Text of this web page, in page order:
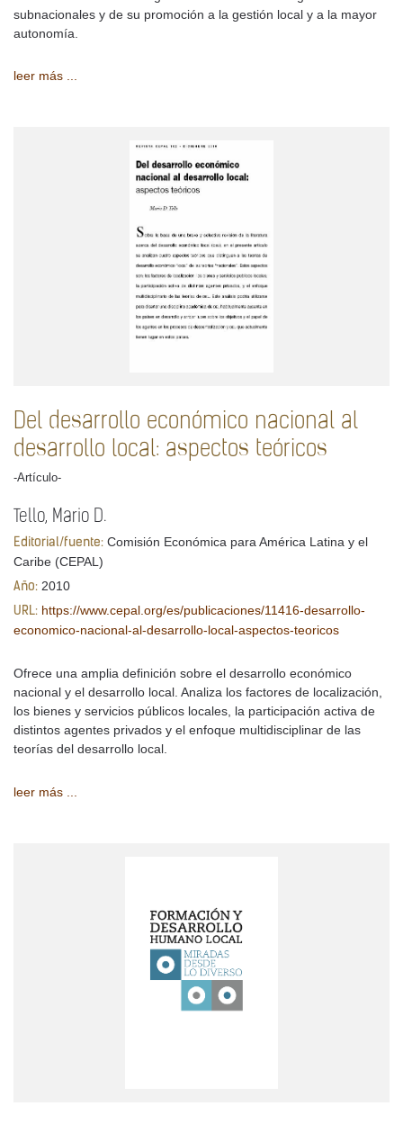
subnacionales y de su promoción a la gestión local y a la mayor
autonomía.
leer más ...
Del desarrollo económico nacional al
desarrollo local: aspectos teóricos
-Artículo-
Tello, Mario D.
Editorial/fuente: Comisión Económica para América Latina y el
Caribe (CEPAL)
Año: 2010
URL: https://www.cepal.org/es/publicaciones/11416-desarrollo-
economico-nacional-al-desarrollo-local-aspectos-teoricos
Ofrece una amplia definición sobre el desarrollo económico
nacional y el desarrollo local. Analiza los factores de localización,
los bienes y servicios públicos locales, la participación activa de
distintos agentes privados y el enfoque multidisciplinar de las
teorías del desarrollo local.
leer más ...